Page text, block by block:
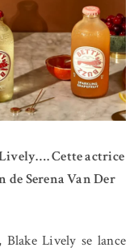
Cette actrice
de Serena Van Der
Lively se lance